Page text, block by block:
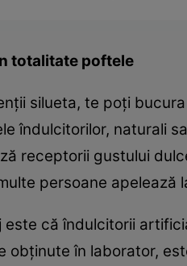
totalitate poftele
silueta, te poţi
îndulcitorilor, naturali
receptorii gustului
persoane
este că îndulcitorii
obţinute în laborator,